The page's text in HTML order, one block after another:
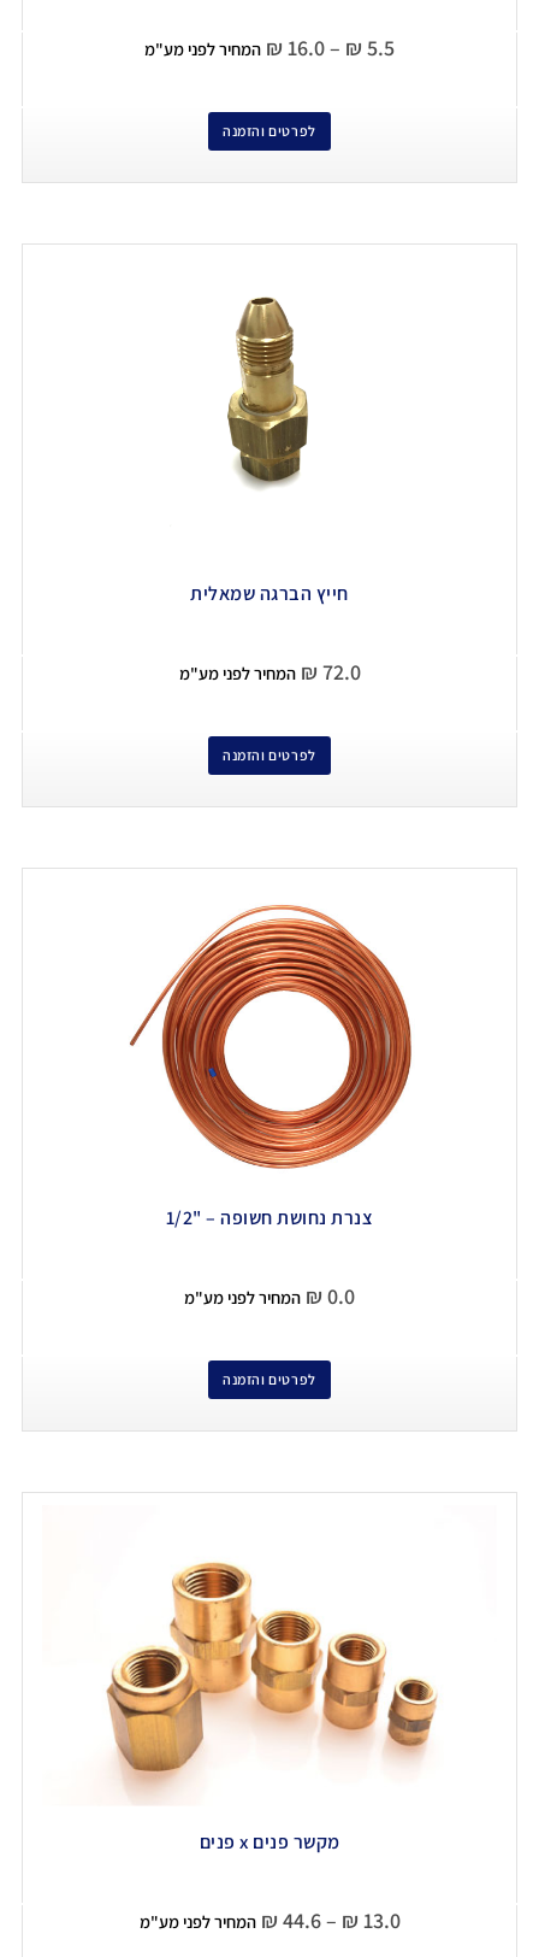
₪ 5.5
–
₪ 16.0 המחיר לפני מע"מ
לפרטים והזמנה
חייץ הברגה שמאלית
₪ 72.0 המחיר לפני מע"מ
לפרטים והזמנה
צנרת נחושת חשופה – "1/2
₪ 0.0 המחיר לפני מע"מ
לפרטים והזמנה
מקשר פנים x פנים
₪ 13.0
–
₪ 44.6 המחיר לפני מע"מ